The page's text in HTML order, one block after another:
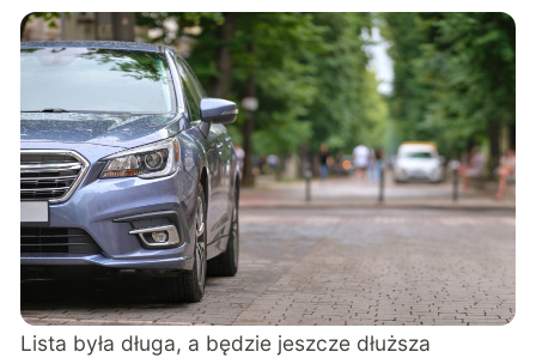
Lista była długa, a będzie jeszcze dłuższa